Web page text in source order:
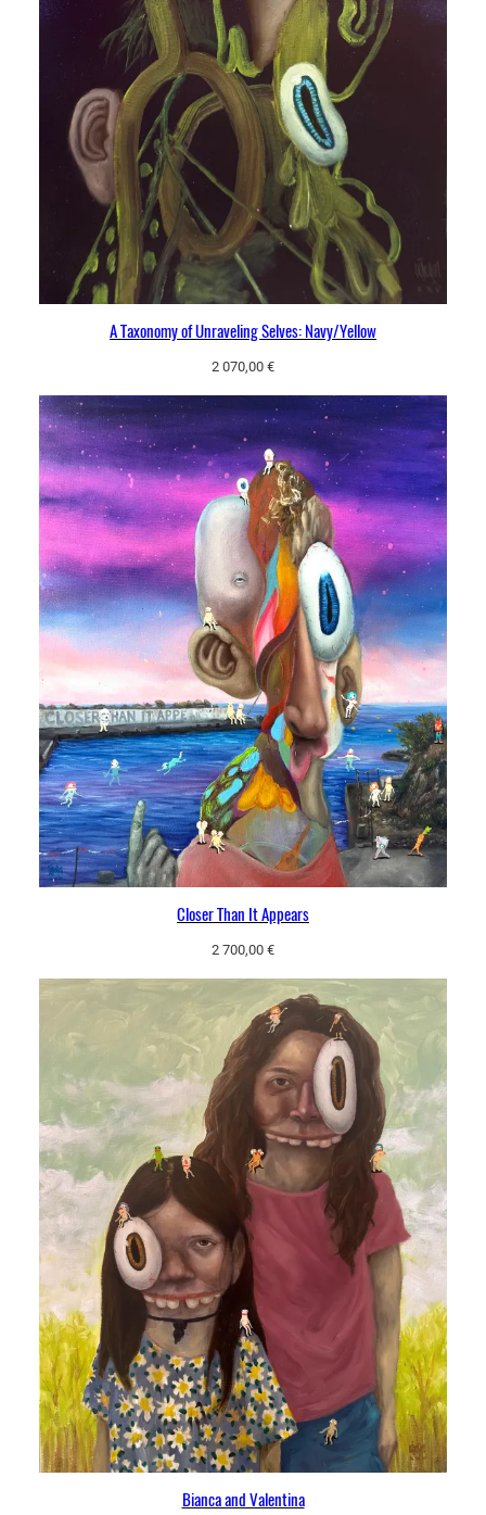
A Taxonomy of Unraveling Selves: Navy/Yellow
2 070,00 €
Closer Than It Appears
2 700,00 €
Bianca and Valentina